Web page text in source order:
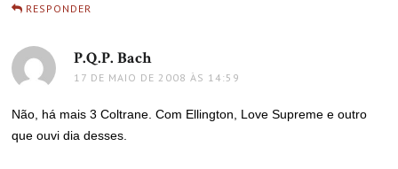
RESPONDER
P.Q.P. Bachdisse:
17 DE MAIO DE 2008 ÀS 14:59
Não, há mais 3 Coltrane. Com Ellington, Love Supreme e outro
que ouvi dia desses.